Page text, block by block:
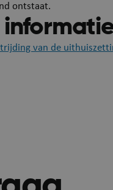
ontstaat.
van de